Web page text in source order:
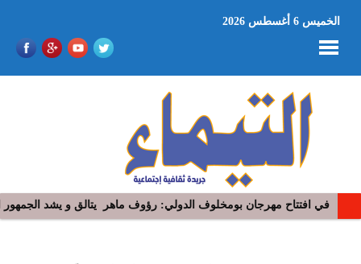
الخميس 6 أغسطس 2026
في افتتاح مهرجان بومخلوف الدولي: رؤوف ماهر يتالق و يشد الجمهور
“​عذِّبيني”.. جديد رامي عياش: نوستالجيّا السبعينيات تعيد رسم أبعاد